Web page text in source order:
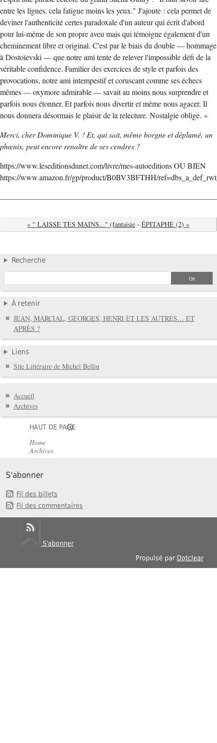
entre les lignes, cela fatigue moins les yeux." J'ajoute : cela permet de
deviner l'authenticité certes paradoxale d'un auteur qui écrit d'abord
pour lui-même de son propre aveu mais qui témoigne également d'un
cheminement libre et original. C'est par le biais du double — hommage
à Dostoïevski — que notre ami tente de relever l'impossible défi de la
véritable confidence. Familier des exercices de style et parfois des
provocations, notre ami intempestif et coruscant comme ses échecs
mêmes — oxymore admirable — savait au moins nous surprendre et
parfois nous étonner. Et parfois nous divertir et même nous agacer. Il
nous donnera désormais le plaisir de la relecture. Nostalgie oblige. »
Merci, cher Dominique V. ! Et, qui sait, même borgne et déplumé, un
phœnix, peut encore renaître de ses cendres ?
https://www.leseditionsdunet.com/livre/mes-autoeditions OU BIEN
https://www.amazon.fr/gp/product/B0BV3BFTHH/
« " LAISSE TES MAINS..." (fantaisie - ÉPITAPHE (2) »
Recherche
À retenir
JEAN, MARCIAL, GEORGES, HENRI ET LES AUTRES… ET
APRÈS ?
Liens
Site Littéraire de Michel Bellin
Accueil
Archives
HAUT DE PAGE
Home
Archives
S'abonner
Fil des billets
Fil des commentaires
S'abonner
Propulsé par Dotclear